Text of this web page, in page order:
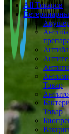
All Товаров
Товар
Товар